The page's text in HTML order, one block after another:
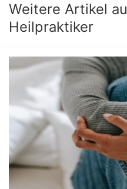
Weitere Artikel
Heilpraktiker